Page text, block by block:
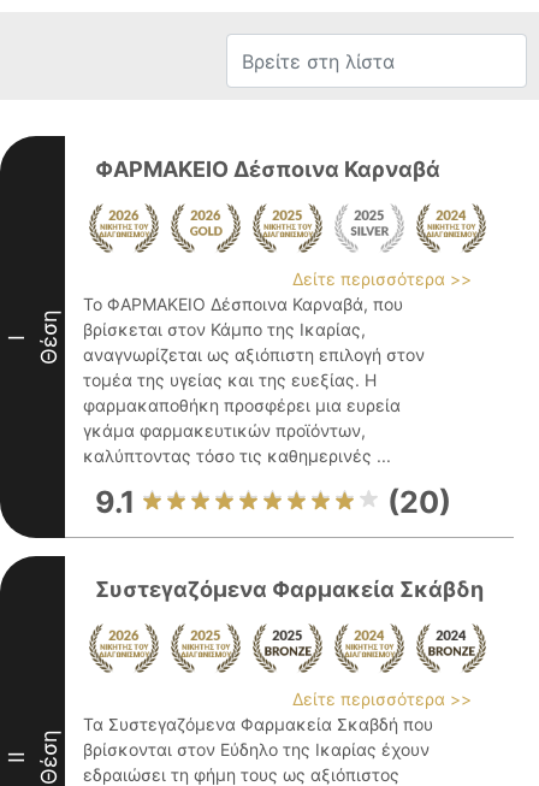
I Θέση
ΦΑΡΜΑΚΕΙΟ Δέσποινα Καρναβά
Δείτε περισσότερα >>
Το ΦΑΡΜΑΚΕΙΟ Δέσποινα Καρναβά, που
βρίσκεται στον Κάμπο της Ικαρίας,
αναγνωρίζεται ως αξιόπιστη επιλογή στον
τομέα της υγείας και της ευεξίας. Η
φαρμακαποθήκη προσφέρει μια ευρεία
γκάμα φαρμακευτικών προϊόντων,
καλύπτοντας τόσο τις καθημερινές ...
9.1 (20)
II Θέση
Συστεγαζόμενα Φαρμακεία Σκάβδη
Δείτε περισσότερα >>
Τα Συστεγαζόμενα Φαρμακεία Σκαβδή που
βρίσκονται στον Εύδηλο της Ικαρίας έχουν
εδραιώσει τη φήμη τους ως αξιόπιστος